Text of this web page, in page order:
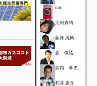
uno
太田真綺
藤原 純衛
森 俊祐
舘内 孝夫
村井 庸介